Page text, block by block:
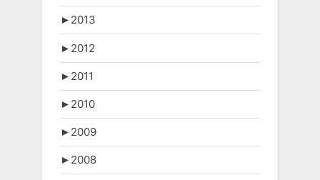
► 2013
► 2012
► 2011
► 2010
► 2009
► 2008